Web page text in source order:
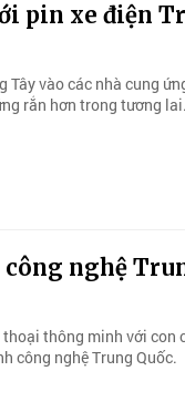
pin xe điện
vào các nhà cung
rắn hơn trong tương lai.
nghệ
thông minh với con
công nghệ Trung Quốc.